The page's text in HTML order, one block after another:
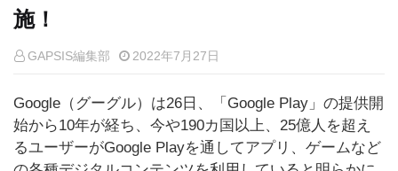
施！
GAPSIS編集部 2022年7月27日
Google（グーグル）は26日、「Google Play」の提供開
始から10年が経ち、今や190カ国以上、25億人を超え
るユーザーがGoogle Playを通してアプリ、ゲームなど